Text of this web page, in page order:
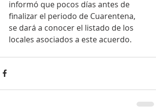
informó que pocos días antes de
finalizar el periodo de Cuarentena,
se dará a conocer el listado de los
locales asociados a este acuerdo.